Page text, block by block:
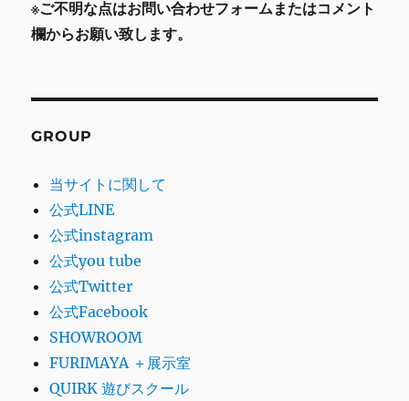
※ご不明な点はお問い合わせフォームまたはコメント
欄からお願い致します。
GROUP
当サイトに関して
公式LINE
公式instagram
公式you tube
公式Twitter
公式Facebook
SHOWROOM
FURIMAYA ＋展示室
QUIRK 遊びスクール